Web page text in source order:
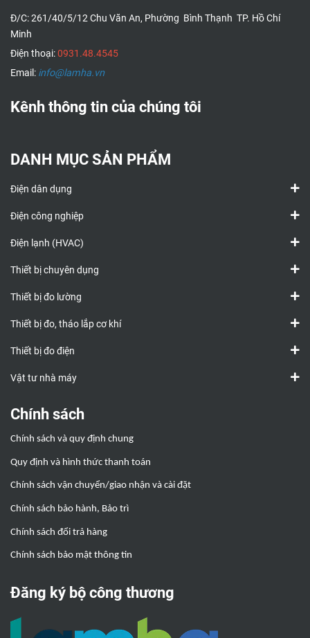
Đ/C: 261/40/5/12 Chu Văn An, Phường Bình Thạnh TP. Hồ Chí
Minh
Điện thoại:0931.48.4545
Email: info@lamha.vn
Kênh thông tin của chúng tôi
DANH MỤC SẢN PHẨM
Điện dân dụng
Điện công nghiệp
Điện lạnh (HVAC)
Thiết bị chuyên dụng
Thiết bị đo lường
Thiết bị đo, tháo lắp cơ khí
Thiết bị đo điện
Vật tư nhà máy
Chính sách
Chính sách và quy định chung
Quy định và hình thức thanh toán
Chính sách vận chuyển/giao nhận và cài đặt
Chính sách bảo hành, Bảo trì
Chính sách đổi trả hàng
Chính sách bảo mật thông tin
Đăng ký bộ công thương